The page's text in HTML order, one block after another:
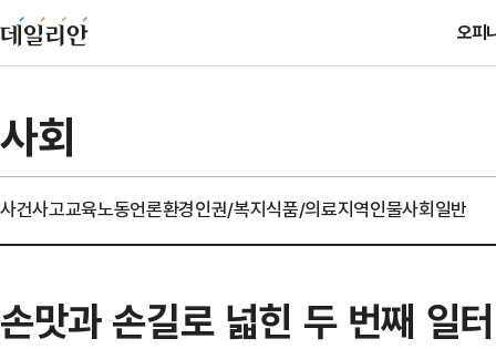
오피
사회
사건사고교육노동언론환경인권/복지식품/의료지역인물사회일반
손맛과 손길로 넓힌 두 번째 일